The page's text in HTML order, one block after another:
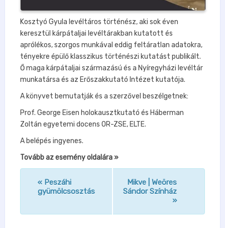
Kosztyó Gyula levéltáros történész, aki sok éven
keresztül kárpátaljai levéltárakban kutatott és
aprólékos, szorgos munkával eddig feltáratlan adatokra,
tényekre épülő klasszikus történészi kutatást publikált.
Ő maga kárpátaljai származású és a Nyíregyházi levéltár
munkatársa és az Erőszakkutató Intézet kutatója.
A könyvet bemutatják és a szerzővel beszélgetnek:
Prof. George Eisen holokausztkutató és Háberman
Zoltán egyetemi docens OR-ZSE, ELTE.
A belépés ingyenes.
Tovább az esemény oldalára »
v
« Peszáhi
gyümölcsosztás
Mikve | Weöres
Sándor Színház
»